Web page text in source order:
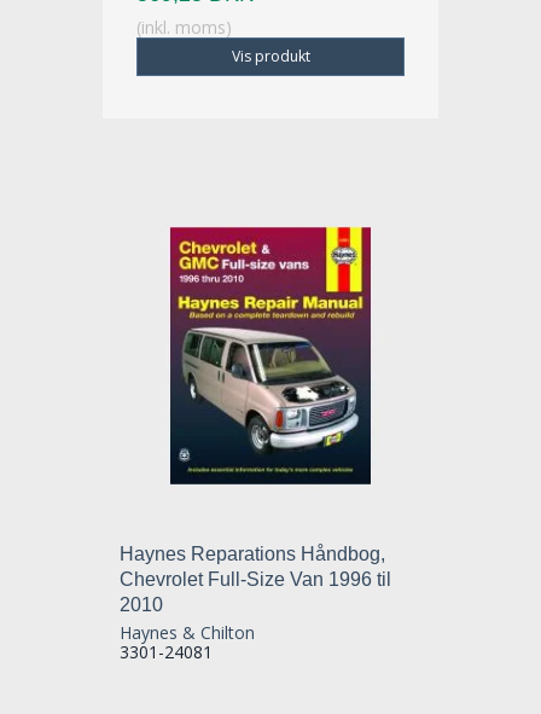
(inkl. moms)
Vis produkt
Haynes Reparations Håndbog,
Chevrolet Full-Size Van 1996 til
2010
Haynes & Chilton
3301-24081